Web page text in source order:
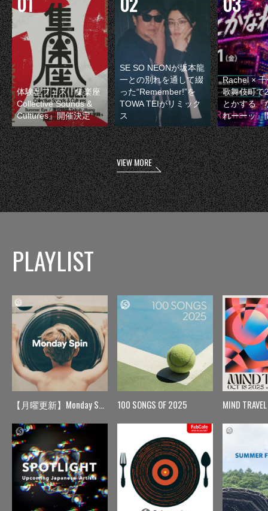
体験型フェス『集楽座
Collective Sounds &
Cultures』開催決定
SE SO NEONが坂本龍
一との別れを通して綴
った“Remember!”を
TOWA TEIがリミック
ス
Rachel ×
歌舞伎町で
とかする『
れーーッ』
VIEW MORE
PLAYLIST
【月曜更新】Monday Spin 100 SONGS OF 2025 MIND TRAVEL